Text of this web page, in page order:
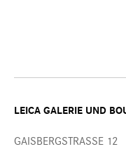
LEICA GALERIE UND
GAISBERGSTRASSE 12